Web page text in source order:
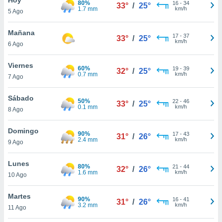
en
más
nuestra
de
cookies
aceptar
5 Ago
80%
1.7 mm
33° / 25° 16- 34
km/h
Mañana
6 Ago
33° / 25° 17- 37
km/h
Viernes
7 Ago
60%
0.7 mm
32° / 25° 19- 39
km/h
Sábado
8 Ago
50%
0.1 mm
33° / 25° 22- 46
km/h
Domingo
9 Ago
90%
2.4 mm
31° / 26° 17- 43
km/h
Lunes
10 Ago
80%
1.6 mm
32° / 26° 21 - 44
km/h
Martes
11 Ago
90%
3.2 mm
31° / 26° 16- 41
km/h